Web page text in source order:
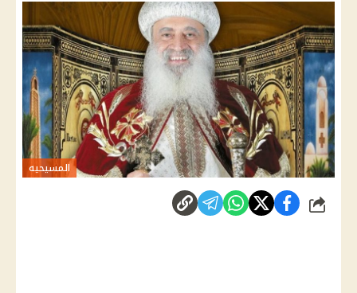
المسيحيه
شارك